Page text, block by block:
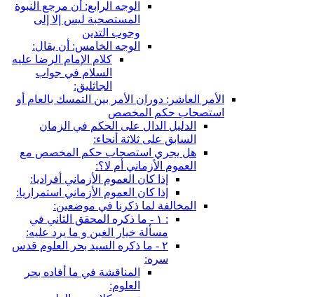
الوجه الرابع: أن مرجع النبوة
المستصحبة ليس إلا إلى
وجوب التدين
الوجه الخامس: أن يقال:
كلام الإمام الرضا عليه
السلام في جواب
الجاثليق:
الأمر العاشر: دوران الأمر بين التمسك بالعام أو
استصحاب حكم المخصص
الدليل الدال على الحكم في الزمان
السابق على ثلاثة أنحاء:
هل يجري استصحاب حكم المخصص مع
العموم الأزماني أم لا؟:
إذا كان العموم الأزماني أفراديا:
إذا كان العموم الأزماني استمراريا:
المخالفة لما ذكرنا في موضعين:
: ١ - ما ذكره المحقق الثاني في
مسألة خيار الغبن و ما يرد عليه:
٢ - ما ذكره السيد بحر العلوم قدس
سره:
المناقشة في ما أفاده بحر
العلوم: